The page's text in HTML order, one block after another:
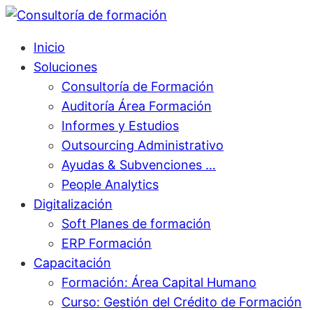
Inicio
Soluciones
Consultoría de Formación
Auditoría Área Formación
Informes y Estudios
Outsourcing Administrativo
Ayudas & Subvenciones …
People Analytics
Digitalización
Soft Planes de formación
ERP Formación
Capacitación
Formación: Área Capital Humano
Curso: Gestión del Crédito de Formación